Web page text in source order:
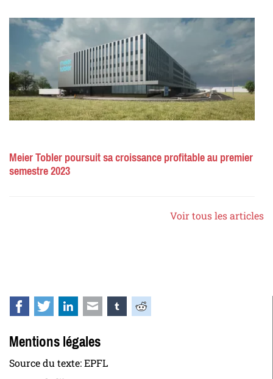
Meier Tobler poursuit sa croissance profitable au premier
semestre 2023
Voir tous les articles
Facebook
TwitterLinkedInE-mail tumblrReddit
Mentions légales
Source du texte: EPFL